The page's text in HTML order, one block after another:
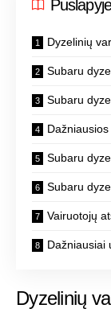
Dyzelinių
Subaru
Subaru
Subaru
Subaru
Vairuotojų
Dažniausiai
Dyzelinių